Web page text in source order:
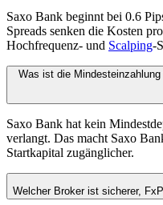
Saxo Bank beginnt bei 0.6
Spreads senken die Kosten
Hochfrequenz- und Scalping-
Was ist die
Saxo Bank hat kein
verlangt. Das macht Saxo
Startkapital zugänglicher.
Welcher Broker ist sicherer,